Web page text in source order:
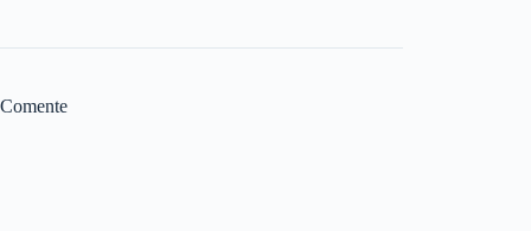
Comente